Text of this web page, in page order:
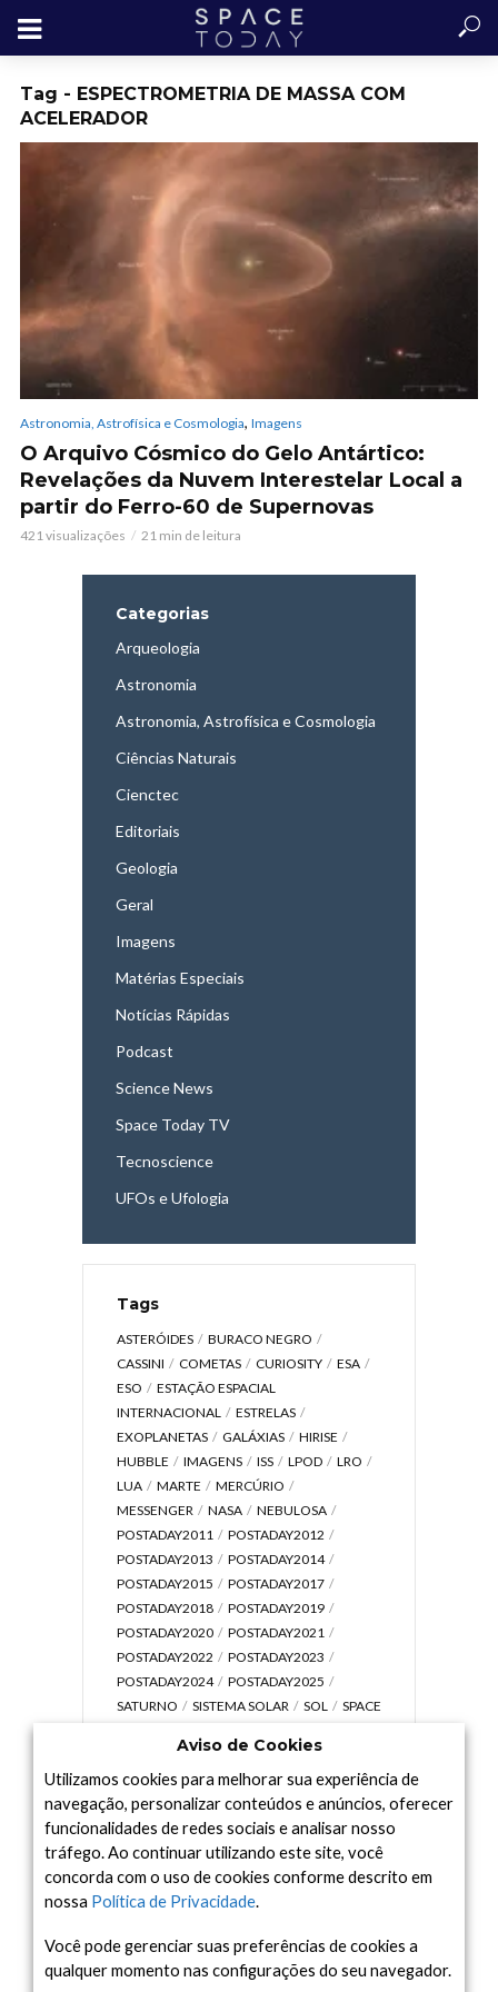
Tag - ESPECTROMETRIA DE MASSA COM
ACELERADOR
Astronomia, Astrofísica e Cosmologia, Imagens
O Arquivo Cósmico do Gelo Antártico:
Revelações da Nuvem Interestelar Local a
partir do Ferro-60 de Supernovas
421 visualizações 21 min de leitura
Categorias
Arqueologia
Astronomia
Astronomia, Astrofísica e Cosmologia
Ciências Naturais
Cienctec
Editoriais
Geologia
Geral
Imagens
Matérias Especiais
Notícias Rápidas
Podcast
Science News
Space Today TV
Tecnoscience
UFOs e Ufologia
Tags
ASTERÓIDES
BURACO NEGRO
CASSINI
COMETAS CURIOSITY
ESA
ESO
ESTAÇÃO ESPACIAL
INTERNACIONAL
ESTRELAS
EXOPLANETAS
GALÁXIAS
HIRISE
HUBBLE
IMAGENS ISS LPOD
LRO
LUA
MARTE
MERCÚRIO
MESSENGER
NASA
NEBULOSA
POSTADAY2011
POSTADAY2012
POSTADAY2013
POSTADAY2014
POSTADAY2015
POSTADAY2017
POSTADAY2018
POSTADAY2019
POSTADAY2020
POSTADAY2021
POSTADAY2022
POSTADAY2023
POSTADAY2024
POSTADAY2025
SATURNO
SISTEMA SOLAR SOL
SPACE
UNIVERSO
VÍDEO
Arquivo
Arquivo
Aviso de Cookies
Utilizamos cookies para melhorar sua experiência de
navegação, personalizar conteúdos e anúncios, oferecer
funcionalidades de redes sociais e analisar nosso
tráfego. Ao continuar utilizando este site, você
concorda com o uso de cookies conforme descrito em
nossa Política de Privacidade.
Você pode gerenciar suas preferências de cookies a
qualquer momento nas configurações do seu navegador.